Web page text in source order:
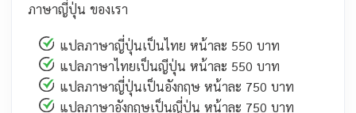
ภาษาญี่ปุ่น ของเรา
แปลภาษาญี่ปุ่นเป็นไทย หน้าละ 550 บาท
แปลภาษาไทยเป็นญีปุ่น หน้าละ 550 บาท
แปลภาษาญี่ปุ่นเป็นอังกฤษ หน้าละ 750 บาท
แปลภาษาอังกฤษเป็นญี่ปุ่น หน้าละ 750 บาท